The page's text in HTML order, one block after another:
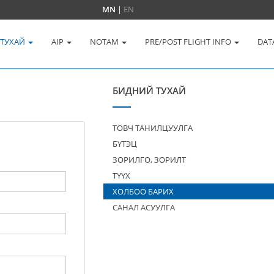
MN | EN
AIP NOTAM PRE/POST FLIGHT INFO
БИДНИЙ ТУХАЙ
ТОВЧ ТАНИЛЦУУЛГА
БҮТЭЦ
ЗОРИЛГО, ЗОРИЛТ
ТҮҮХ
ХОЛБОО БАРИХ
САНАЛ АСУУЛГА